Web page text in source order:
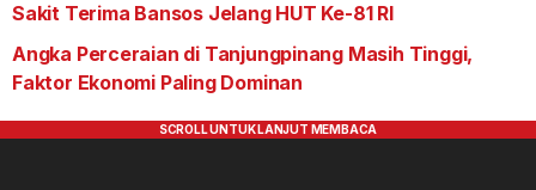
Sakit Terima Bansos Jelang HUT Ke-81 RI
Angka Perceraian di Tanjungpinang Masih Tinggi,
Faktor Ekonomi Paling Dominan